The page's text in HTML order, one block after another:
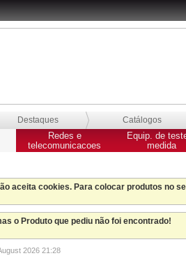
Destaques Catálogos
Redes e
telecomunicacoes
Equip. de
medida
aceita cookies. Para colocar produtos no
o Produto que pediu não foi encontrado!
2026 21:28